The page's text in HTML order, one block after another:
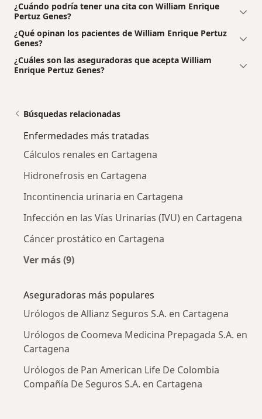
¿Cuándo podría tener una cita con William Enrique
Pertuz Genes?
¿Qué opinan los pacientes de William Enrique Pertuz
Genes?
¿Cuáles son las aseguradoras que acepta William
Enrique Pertuz Genes?
Búsquedas relacionadas
Enfermedades más tratadas
Cálculos renales en Cartagena
Hidronefrosis en Cartagena
Incontinencia urinaria en Cartagena
Infección en las Vías Urinarias (IVU) en Cartagena
Cáncer prostático en Cartagena
Ver más (9)
Aseguradoras más populares
Urólogos de Allianz Seguros S.A. en Cartagena
Urólogos de Coomeva Medicina Prepagada S.A. en
Cartagena
Urólogos de Pan American Life De Colombia
Compañía De Seguros S.A. en Cartagena